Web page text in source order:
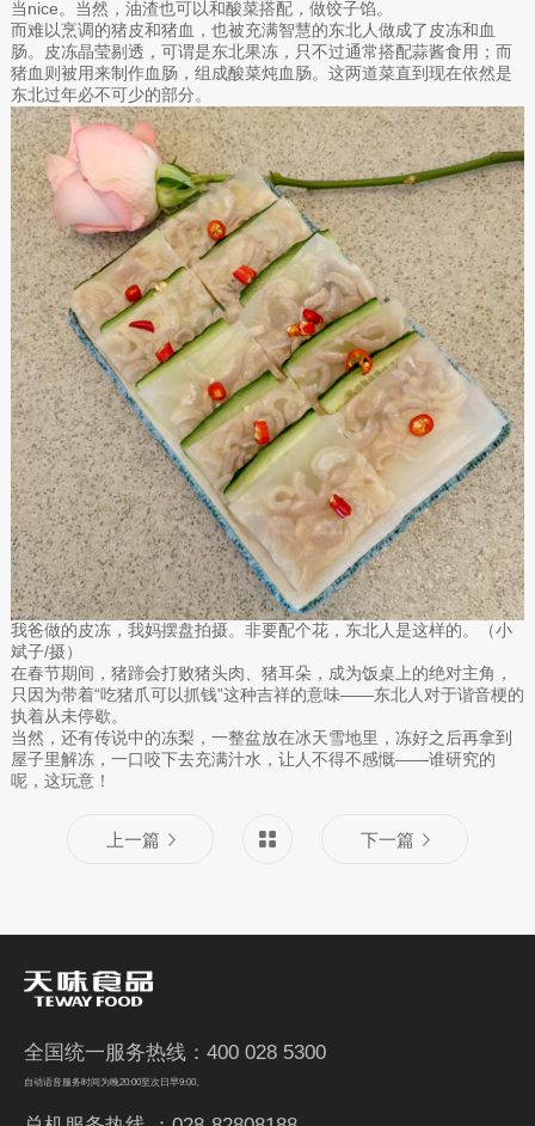
当nice。当然，油渣也可以和酸菜搭配，做饺子馅。
而难以烹调的猪皮和猪血，也被充满智慧的东北人做成了皮冻和血
肠。皮冻晶莹剔透，可谓是东北果冻，只不过通常搭配蒜酱食用；而
猪血则被用来制作血肠，组成酸菜炖血肠。这两道菜直到现在依然是
东北过年必不可少的部分。
我爸做的皮冻，我妈摆盘拍摄。非要配个花，东北人是这样的。（小
斌子/摄）
在春节期间，猪蹄会打败猪头肉、猪耳朵，成为饭桌上的绝对主角，
只因为带着“吃猪爪可以抓钱”这种吉祥的意味——东北人对于谐音梗的
执着从未停歇。
当然，还有传说中的冻梨，一整盆放在冰天雪地里，冻好之后再拿到
屋子里解冻，一口咬下去充满汁水，让人不得不感慨——谁研究的
呢，这玩意！
上一篇 下一篇
全国统一服务热线：400 028 5300
自动语音服务时间为晚20:00至次日早9:00。